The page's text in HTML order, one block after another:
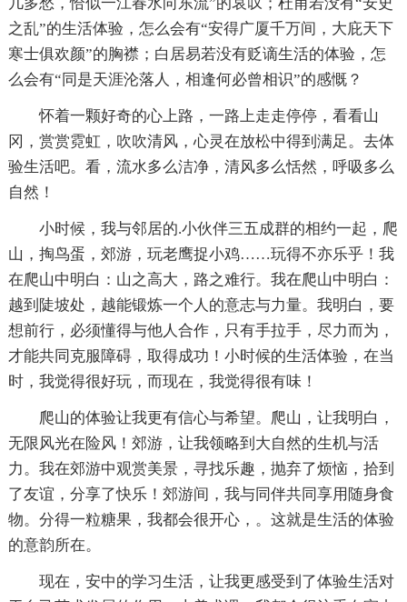
之乱”的生活体验，怎么会有“安得广厦千万间，大庇天下
寒士俱欢颜”的胸襟；白居易若没有贬谪生活的体验，怎
么会有“同是天涯沦落人，相逢何必曾相识”的感慨？
怀着一颗好奇的心上路，一路上走走停停，看看山
冈，赏赏霓虹，吹吹清风，心灵在放松中得到满足。去体
验生活吧。看，流水多么洁净，清风多么恬然，呼吸多么
自然！
小时候，我与邻居的.小伙伴三五成群的相约一起，爬
山，掏鸟蛋，郊游，玩老鹰捉小鸡……玩得不亦乐乎！我
在爬山中明白：山之高大，路之难行。我在爬山中明白：
越到陡坡处，越能锻炼一个人的意志与力量。我明白，要
想前行，必须懂得与他人合作，只有手拉手，尽力而为，
才能共同克服障碍，取得成功！小时候的生活体验，在当
时，我觉得很好玩，而现在，我觉得很有味！
爬山的体验让我更有信心与希望。爬山，让我明白，
无限风光在险风！郊游，让我领略到大自然的生机与活
力。我在郊游中观赏美景，寻找乐趣，抛弃了烦恼，拾到
了友谊，分享了快乐！郊游间，我与同伴共同享用随身食
物。分得一粒糖果，我都会很开心，。这就是生活的体验
的意韵所在。
现在，安中的学习生活，让我更感受到了体验生活对